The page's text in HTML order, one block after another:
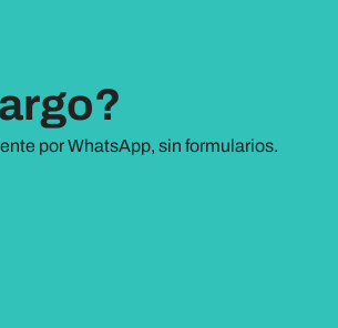
por WhatsApp, sin formularios.